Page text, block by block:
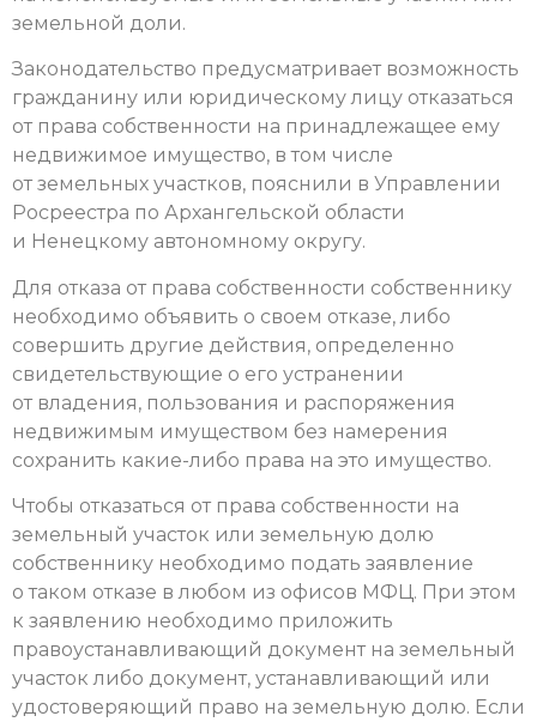
земельной доли.
Законодательство предусматривает возможность
гражданину или юридическому лицу отказаться
от права собственности на принадлежащее ему
недвижимое имущество, в том числе
от земельных участков, пояснили в Управлении
Росреестра по Архангельской области
и Ненецкому автономному округу.
Для отказа от права собственности собственнику
необходимо объявить о своем отказе, либо
совершить другие действия, определенно
свидетельствующие о его устранении
от владения, пользования и распоряжения
недвижимым имуществом без намерения
сохранить какие-либо права на это имущество.
Чтобы отказаться от права собственности на
земельный участок или земельную долю
собственнику необходимо подать заявление
о таком отказе в любом из офисов МФЦ. При этом
к заявлению необходимо приложить
правоустанавливающий документ на земельный
участок либо документ, устанавливающий или
удостоверяющий право на земельную долю. Если